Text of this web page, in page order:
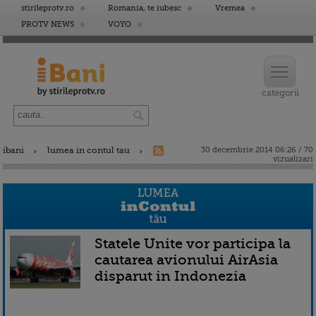
stirileprotv.ro Romania, te iubesc
Vremea
PROTV NEWS
VOYO
ibani lumea in contul tau
30 decembrie 2014 06:26 / 70
vizualizari
Statele Unite vor participa la
cautarea avionului AirAsia
disparut in Indonezia